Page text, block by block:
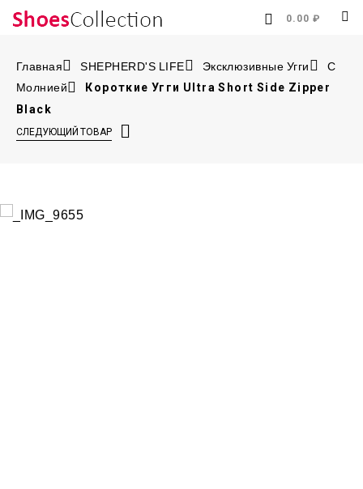
0.00 ₽
Главная SHEPHERD'S LIFE Эксклюзивные Угги
С
Молнией
Короткие Угги Ultra Short Side Zipper
Black
СЛЕДУЮЩИЙ ТОВАР